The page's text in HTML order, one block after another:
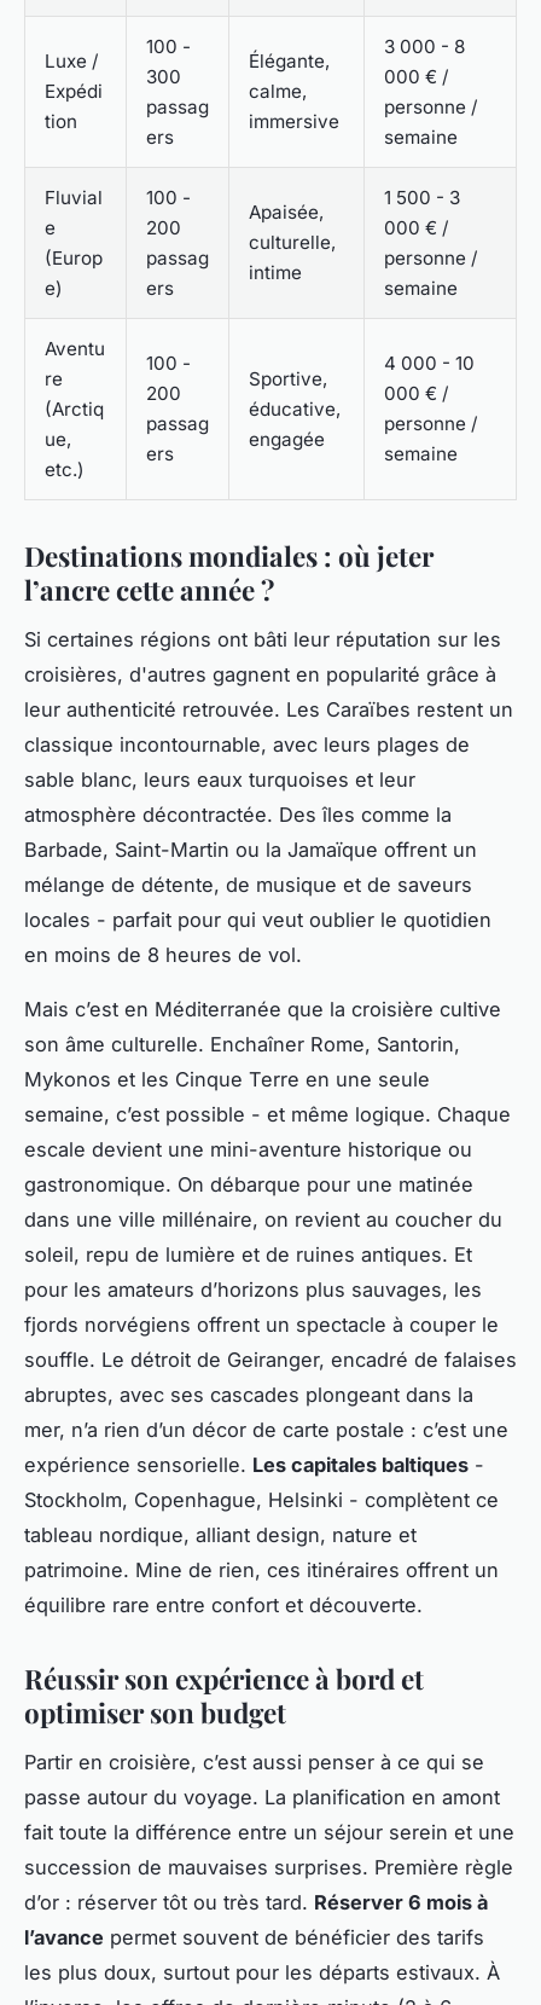
Luxe /
Expédi
tion
100 -
300
passag
ers
Élégante,
calme,
immersive
3 000 - 8
000 € /
personne /
semaine
Fluvial
e
(Europ
e)
100 -
200
passag
ers
Apaisée,
culturelle,
intime
1 500 - 3
000 € /
personne /
semaine
Aventu
re
(Arctiq
ue,
etc.)
100 -
200
passag
ers
Sportive,
éducative,
engagée
4 000 - 10
000 € /
personne /
semaine
Destinations mondiales : où jeter
l’ancre cette année ?
Si certaines régions ont bâti leur réputation sur les
croisières, d'autres gagnent en popularité grâce à
leur authenticité retrouvée. Les Caraïbes restent un
classique incontournable, avec leurs plages de
sable blanc, leurs eaux turquoises et leur
atmosphère décontractée. Des îles comme la
Barbade, Saint-Martin ou la Jamaïque offrent un
mélange de détente, de musique et de saveurs
locales - parfait pour qui veut oublier le quotidien
en moins de 8 heures de vol.
Mais c’est en Méditerranée que la croisière cultive
son âme culturelle. Enchaîner Rome, Santorin,
Mykonos et les Cinque Terre en une seule
semaine, c’est possible - et même logique. Chaque
escale devient une mini-aventure historique ou
gastronomique. On débarque pour une matinée
dans une ville millénaire, on revient au coucher du
soleil, repu de lumière et de ruines antiques. Et
pour les amateurs d’horizons plus sauvages, les
fjords norvégiens offrent un spectacle à couper le
souffle. Le détroit de Geiranger, encadré de falaises
abruptes, avec ses cascades plongeant dans la
mer, n’a rien d’un décor de carte postale : c’est une
expérience sensorielle. Les capitales baltiques -
Stockholm, Copenhague, Helsinki - complètent ce
tableau nordique, alliant design, nature et
patrimoine. Mine de rien, ces itinéraires offrent un
équilibre rare entre confort et découverte.
Réussir son expérience à bord et
optimiser son budget
Partir en croisière, c’est aussi penser à ce qui se
passe autour du voyage. La planification en amont
fait toute la différence entre un séjour serein et une
succession de mauvaises surprises. Première règle
d’or : réserver tôt ou très tard. Réserver 6 mois à
l’avance permet souvent de bénéficier des tarifs
les plus doux, surtout pour les départs estivaux. À